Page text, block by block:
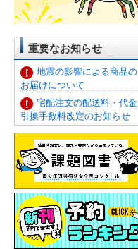
重要なお知らせ
地震の影響による商品の
お届けについて
宅配注文の配送料・代金
引換手数料改定のお知らせ